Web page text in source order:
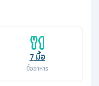
7มื้อ
มื้ออาหาร